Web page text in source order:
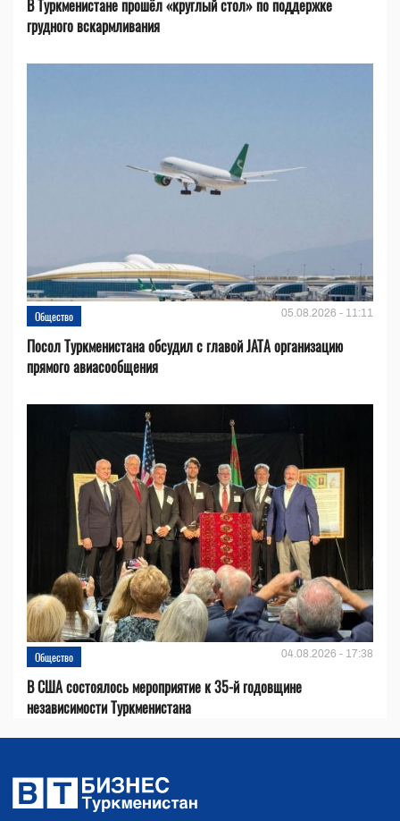
В Туркменистане прошёл «круглый стол» по поддержке
грудного вскармливания
Общество 05.08.2026 - 11:11
Посол Туркменистана обсудил с главой JATA организацию
прямого авиасообщения
Общество 04.08.2026 - 17:38
В США состоялось мероприятие к 35-й годовщине
независимости Туркменистана